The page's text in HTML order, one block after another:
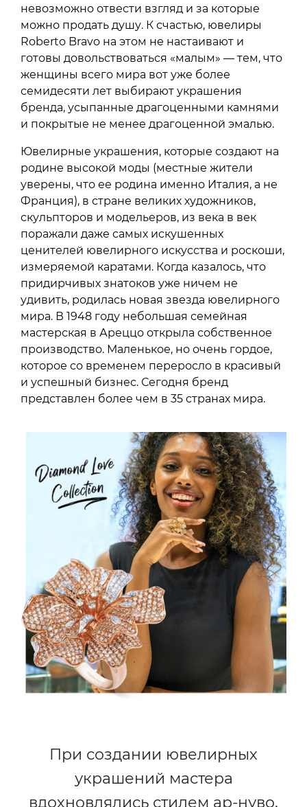
невозможно отвести взгляд и за которые
можно продать душу. К счастью, ювелиры
Roberto Bravo на этом не настаивают и
готовы довольствоваться «малым» — тем, что
женщины всего мира вот уже более
семидесяти лет выбирают украшения
бренда, усыпанные драгоценными камнями
и покрытые не менее драгоценной эмалью.
Ювелирные украшения, которые создают на
родине высокой моды (местные жители
уверены, что ее родина именно Италия, а не
Франция), в стране великих художников,
скульпторов и модельеров, из века в век
поражали даже самых искушенных
ценителей ювелирного искусства и роскоши,
измеряемой каратами. Когда казалось, что
придирчивых знатоков уже ничем не
удивить, родилась новая звезда ювелирного
мира. В 1948 году небольшая семейная
мастерская в Ареццо открыла собственное
производство. Маленькое, но очень гордое,
которое со временем переросло в красивый
и успешный бизнес. Сегодня бренд
представлен более чем в 35 странах мира.
При создании ювелирных
украшений мастера
вдохновлялись стилем ар-нуво,